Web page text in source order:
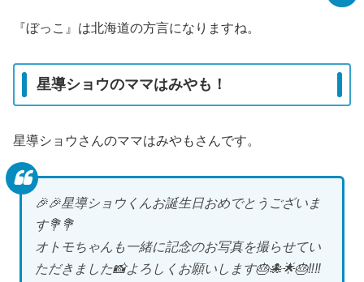
『ぼっこ』は北海道の方言になりますね。
星導ショウのママはみやも！
星導ショウさんのママはみやもさんです。
🎉🎉星導ショウくんお誕生日おめでとうございま
す💐💐
オトモちゃんも一緒に記念のお写真を撮らせてい
ただきました📸よろしくお願いします🎂🐙🌟🎂‼️‼️